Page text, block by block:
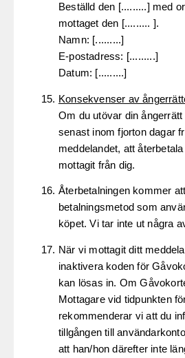
Beställd den [.........] med
mottaget den [......... ].
Namn: [.........]
E-postadress: [.........]
Datum: [.........]
Konsekvenser av
Om du utövar din
senast inom fjorton dagar
meddelandet, att
mottagit från dig.
Återbetalningen kommer
betalningsmetod som
köpet. Vi tar inte ut några
När vi mottagit ditt
inaktivera koden för
kan lösas in. Om
Mottagare vid tidpunkten
rekommenderar vi att du
tillgången till
att han/hon därefter inte